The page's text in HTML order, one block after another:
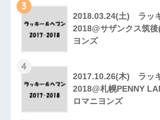
3
2018.03.24(土) ラッ
2018@サザンクス筑
ヨンズ
4
2017.10.26(木) ラッ
2018@札幌PENNY
ロマニヨンズ